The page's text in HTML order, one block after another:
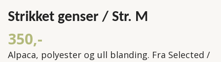
Strikket genser / Str. M
350,-
Alpaca, polyester og ull blanding. Fra Selected /